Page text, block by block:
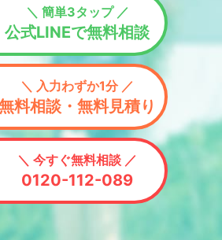
求められた場合は、合理的な期間内に
、本人に対して通知を行います。
知
内容の訂正、追加又は削除、利用の
提供の停止の請求、またはご自身の
合わせは、以下の窓口までご連絡く
窓口】
市鳴尾浜2丁目1番26号
ス株式会社 経営サポート部 個人情
＼ 簡単3タップ ／
公式LINEで無料相談
＼ 入力わずか1分 ／
料相談・無料見積り
＼ 今すぐ無料相談 ／
0120-112-089